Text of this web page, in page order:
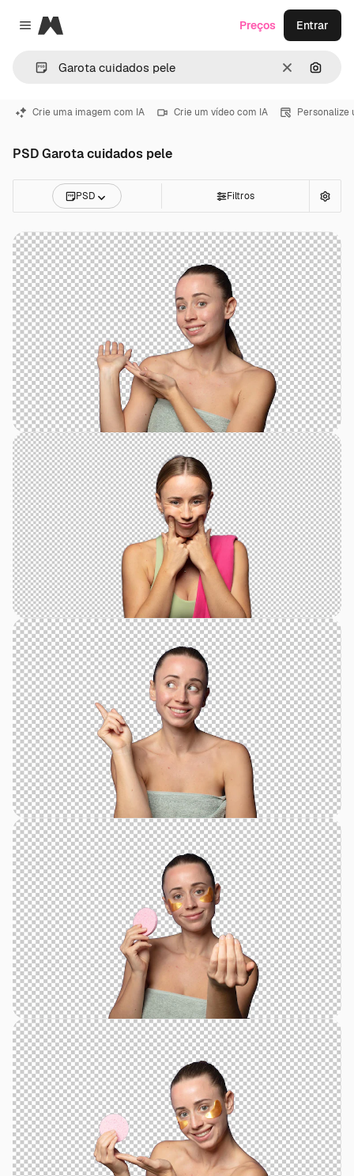
Close menu
Magnific
Limpar
Preços Entrar
Crie uma imagem com IA Crie um vídeo com IA Personalize
PSD Garota cuidados pele
PSD Filtros